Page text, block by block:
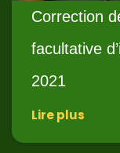
Correction
facultative
2021
Lire plus